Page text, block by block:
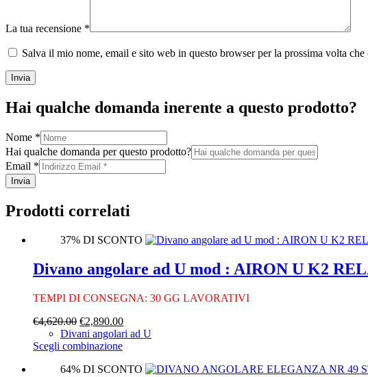
La tua recensione *
Salva il mio nome, email e sito web in questo browser per la prossima volta che
Invia
Hai qualche domanda inerente a questo prodotto?
Nome *
Hai qualche domanda per questo prodotto?
Email *
Invia
Prodotti correlati
37% DI SCONTO
Divano angolare ad U mod : AIRON U K2
TEMPI DI CONSEGNA: 30 GG LAVORATIVI
€4,620.00 Il
prezzo
originale
€4,620.00.
€2,890.00Il
prezzo
€2,890.00.
Divani angolari ad U
Scegli combinazioneQuesto
ha
64% DI SCONTO